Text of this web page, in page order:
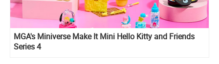
MGA's Miniverse Make It Mini Hello Kitty and Friends
Series 4